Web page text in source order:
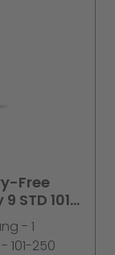
Free
STD 101-
Schritt
- 1
101-250